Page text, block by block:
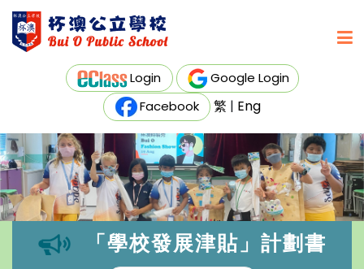
Login
Google Login
Facebook
繁 | Eng
「學校發展津貼」計劃書